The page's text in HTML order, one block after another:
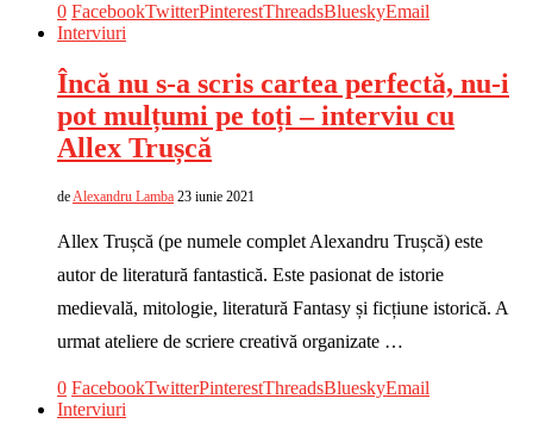
0 FacebookTwitterPinterestThreadsBlueskyEmail
Interviuri
Încă nu s-a scris cartea perfectă, nu-i
pot mulțumi pe toți – interviu cu
Allex Trușcă
deAlexandru Lamba 23 iunie 2021
Allex Trușcă (pe numele complet Alexandru Trușcă) este
autor de literatură fantastică. Este pasionat de istorie
medievală, mitologie, literatură Fantasy și ficțiune istorică. A
urmat ateliere de scriere creativă organizate …
0 FacebookTwitterPinterestThreadsBlueskyEmail
Interviuri